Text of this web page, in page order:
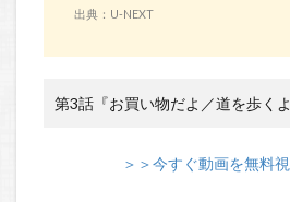
出典：U-NEXT
第3話『お買い物だよ／道を歩く
＞＞今すぐ動画を無料